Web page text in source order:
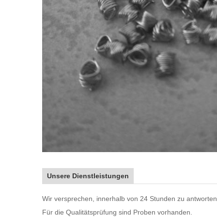
Unsere Dienstleistungen
Wir versprechen, innerhalb von 24 Stunden zu
Für die Qualitätsprüfung sind Proben vorhanden.